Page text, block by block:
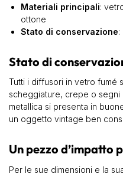
Materiali principali:
ottone
Stato di conservazione:
Stato di
Tutti i diffusori in vetro fumé
scheggiature, crepe o segni
metallica si presenta in
un oggetto vintage ben
Un pezzo
Per le sue dimensioni e la